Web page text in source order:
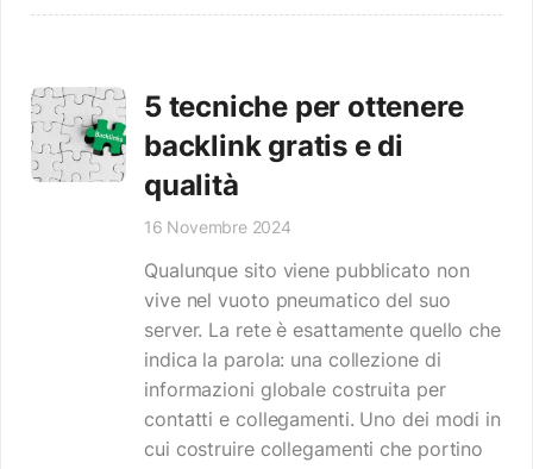
5 tecniche per ottenere
backlink gratis e di
qualità
16 Novembre 2024
Qualunque sito viene pubblicato non
vive nel vuoto pneumatico del suo
server. La rete è esattamente quello che
indica la parola: una collezione di
informazioni globale costruita per
contatti e collegamenti. Uno dei modi in
cui costruire collegamenti che portino